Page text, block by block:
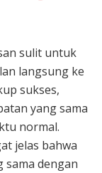
sulit untuk
langsung ke
sukses,
yang sama
normal.
jelas bahwa
sama dengan